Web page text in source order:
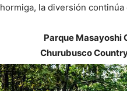
hormiga, la diversión continúa
Parque Masayoshi
Churubusco